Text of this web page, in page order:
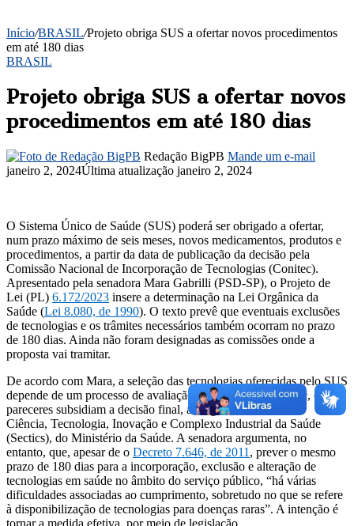
Início/BRASIL/Projeto obriga SUS a ofertar novos procedimentos
em até 180 dias
BRASIL
Projeto obriga SUS a ofertar novos
procedimentos em até 180 dias
Redação BigPB Mande um e-mail
janeiro 2, 2024Última atualização janeiro 2, 2024
O Sistema Único de Saúde (SUS) poderá ser obrigado a ofertar,
num prazo máximo de seis meses, novos medicamentos, produtos e
procedimentos, a partir da data de publicação da decisão pela
Comissão Nacional de Incorporação de Tecnologias (Conitec).
Apresentado pela senadora Mara Gabrilli (PSD-SP), o Projeto de
Lei (PL) 6.172/2023 insere a determinação na Lei Orgânica da
Saúde (Lei 8.080, de 1990). O texto prevê que eventuais exclusões
de tecnologias e os trâmites necessários também ocorram no prazo
de 180 dias. Ainda não foram designadas as comissões onde a
proposta vai tramitar.
De acordo com Mara, a seleção das tecnologias oferecidas pelo SUS
depende de um processo de avaliação realizado pela Conitec, cujos
pareceres subsidiam a decisão final, a cargo da Secretaria de
Ciência, Tecnologia, Inovação e Complexo Industrial da Saúde
(Sectics), do Ministério da Saúde. A senadora argumenta, no
entanto, que, apesar de o Decreto 7.646, de 2011 , prever o mesmo
prazo de 180 dias para a incorporação, exclusão e alteração de
tecnologias em saúde no âmbito do serviço público, “há várias
dificuldades associadas ao cumprimento, sobretudo no que se refere
à disponibilização de tecnologias para doenças raras”. A intenção é